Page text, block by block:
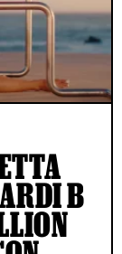
B